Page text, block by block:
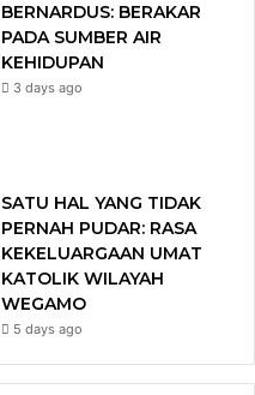
a
m
BERNARDUS: BERAKAR
PADA SUMBER AIR
KEHIDUPAN
3 days ago
SATU HAL YANG TIDAK
PERNAH PUDAR: RASA
KEKELUARGAAN UMAT
KATOLIK WILAYAH
WEGAMO
5 days ago